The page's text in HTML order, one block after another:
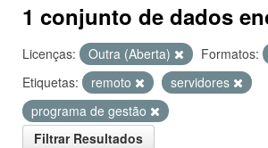
1 conjunto de dados
Licenças: Outra (Aberta) Formatos:
Etiquetas:
remoto
servidores
programa de gestão
Filtrar Resultados